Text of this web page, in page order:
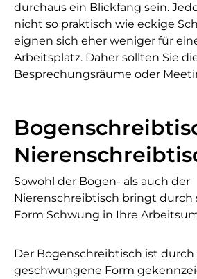
durchaus ein Blickfang sein.
nicht so praktisch wie eckige
eignen sich eher weniger für
Arbeitsplatz. Daher sollten Sie
Besprechungsräume oder
Sowohl der Bogen- als auch der
Nierenschreibtisch bringt durch
Form Schwung in Ihre
Der Bogenschreibtisch ist durch
geschwungene Form